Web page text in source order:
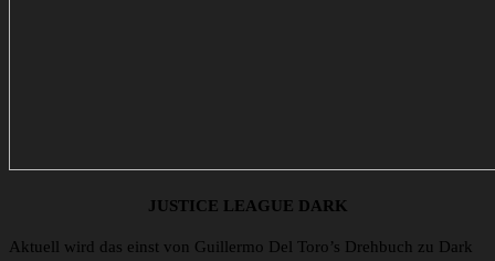
JUSTICE LEAGUE DARK
Aktuell wird das einst von Guillermo Del Toro’s Drehbuch zu Dark